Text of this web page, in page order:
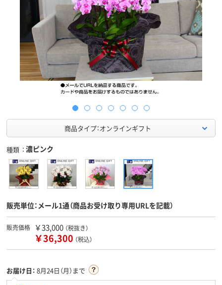
商品タイプ：オンラインギフト
種類 濃ピンク
販売単位：メール1通（商品お受け取り専用URLを記載）
販売価格 ￥33,000 （税抜き）
￥36,300 （税込）
お届け日： 8月24日（月）まで